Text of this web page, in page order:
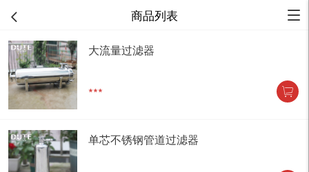
商品列表
大流量过滤器
***
单芯不锈钢管道过滤器